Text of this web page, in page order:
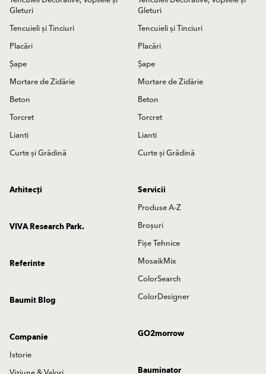
Gleturi
Tencuieli și Tinciuri
Placări
Șape
Mortare de Zidărie
Beton
Torcret
Lianti
Curte și Grădină
Gleturi
Tencuieli și Tinciuri
Placări
Șape
Mortare de Zidărie
Beton
Torcret
Lianti
Curte și Grădină
Arhitecți
Servicii
Produse A-Z
Broșuri
Fișe Tehnice
MosaikMix
ColorSearch
ColorDesigner
VIVA Research Park.
Referinte
Baumit Blog
GO2morrow
Companie
Istorie
Bauminator